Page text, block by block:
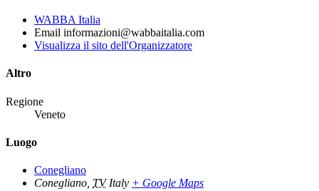
WABBA Italia
Email informazioni@wabbaitalia.com
Visualizza il sito dell'Organizzatore
Altro
Regione
Veneto
Luogo
Conegliano
Conegliano TV Italy + Google Maps